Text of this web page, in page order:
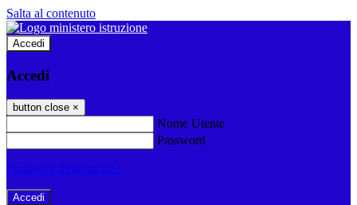
Salta al contenuto
Accedi
Accedi
button close ×
Nome Utente
Password
Password dimenticata?